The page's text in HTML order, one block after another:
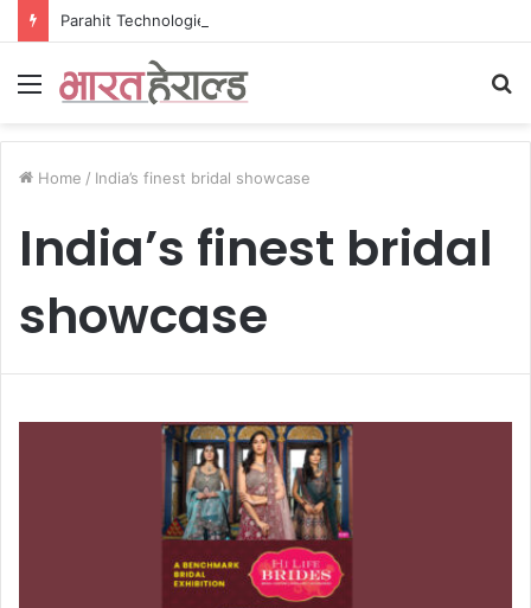
Menu
Home / India’s finest bridal showcase
India’s finest bridal
showcase